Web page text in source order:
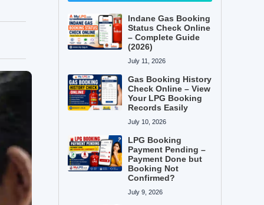
Indane Gas Booking
Status Check Online
– Complete Guide
(2026)
July 11, 2026
Gas Booking History
Check Online – View
Your LPG Booking
Records Easily
July 10, 2026
LPG Booking
Payment Pending –
Payment Done but
Booking Not
Confirmed?
July 9, 2026